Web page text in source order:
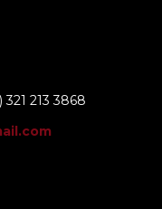
213 3868